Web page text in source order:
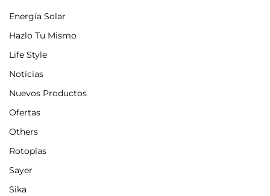
Energía Solar
Hazlo Tu Mismo
Life Style
Noticias
Nuevos Productos
Ofertas
Others
Rotoplas
Sayer
Sika